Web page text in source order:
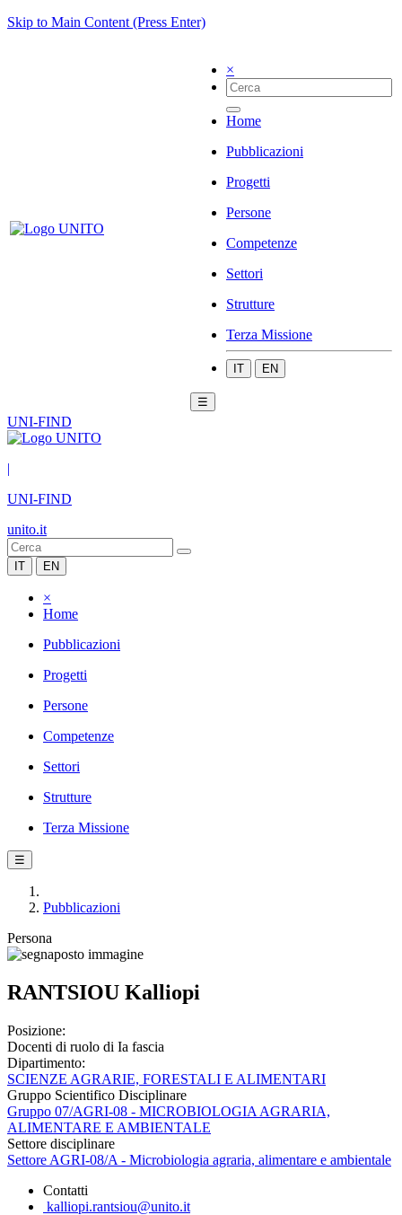
Skip to Main Content (Press Enter)
×
Home
Pubblicazioni
Progetti
Persone
Competenze
Settori
Strutture
Terza Missione
IT EN
☰
UNI-FIND
|
UNI-FIND
unito.it
IT EN
×
Home
Pubblicazioni
Progetti
Persone
Competenze
Settori
Strutture
Terza Missione
☰
Pubblicazioni
Persona
RANTSIOU Kalliopi
Posizione:
Docenti di ruolo di Ia fascia
Dipartimento:
SCIENZE AGRARIE, FORESTALI E ALIMENTARI
Gruppo Scientifico Disciplinare
Gruppo 07/AGRI-08 - MICROBIOLOGIA AGRARIA,
ALIMENTARE E AMBIENTALE
Settore disciplinare
Settore AGRI-08/A - Microbiologia agraria, alimentare e ambientale
Contatti
kalliopi.rantsiou@unito.it